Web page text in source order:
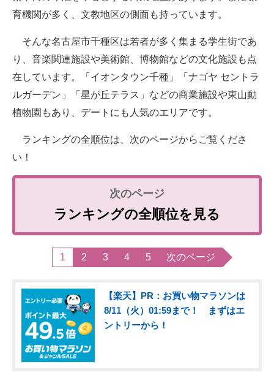
育機関が多く、文教地区の側面も持っています。
そんな名古屋市千種区は若者が多く集まる学生街であ
り、音楽関連施設や美術館、博物館などの文化施設も点
在しています。「イオンタウン千種」「ナゴヤ セントラ
ルガーデン」「星が丘テラス」などの商業施設や東山動
植物園もあり、デートにも人気のエリアです。
ランキングの全順位は、次のページからご覧くださ
い！
ランキングの全順位を見る
1 2 3 4 5 次のページ
【楽天】PR：お買い物マラソンは
8/11（火）01:59まで！ まずはエ
ントリーから！